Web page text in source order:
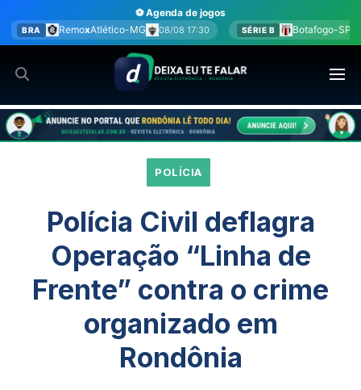
para
o
conteúdo
⚽ Agenda de jogos
08/08 17:30 SÉRIE B Botafogo-SP América-MG 08/08 17:30
POLÍCIA
Polícia Civil deflagra
Operação “Linha de
Frente” contra o crime
organizado em
Rondônia